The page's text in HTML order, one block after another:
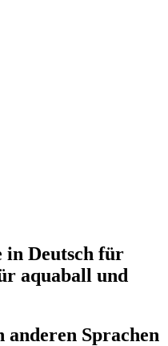
in Deutsch für
aquaball und
Sprachen